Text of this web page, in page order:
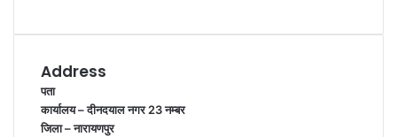
Address
पता
कार्यालय – दीनदयाल नगर 23 नम्बर
जिला – नारायणपुर